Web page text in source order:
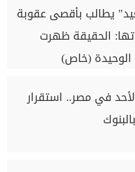
يطالب بأقصى عقوبة
الحقيقة ظهرت
الوحيدة (خاص)
في مصر.. استقرار